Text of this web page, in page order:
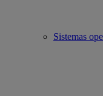
Sistemas